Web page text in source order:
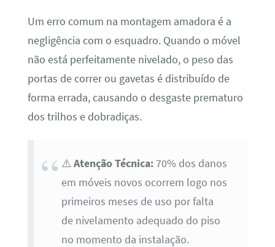
Um erro comum na montagem amadora é a
negligência com o esquadro. Quando o móvel
não está perfeitamente nivelado, o peso das
portas de correr ou gavetas é distribuído de
forma errada, causando o desgaste prematuro
dos trilhos e dobradiças.
⚠️Atenção Técnica:70% dos danos
em móveis novos ocorrem logo nos
primeiros meses de uso por falta
de nivelamento adequado do piso
no momento da instalação.